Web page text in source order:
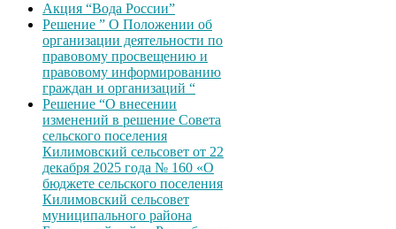
Акция “Вода России”
Решение ” О Положении об
организации деятельности по
правовому просвещению и
правовому информированию
граждан и организаций “
Решение “О внесении
изменений в решение Совета
сельского поселения
Килимовский сельсовет от 22
декабря 2025 года № 160 «О
бюджете сельского поселения
Килимовский сельсовет
муниципального района